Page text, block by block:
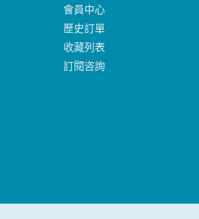
會員中心
歷史訂單
收藏列表
訂閱咨詢